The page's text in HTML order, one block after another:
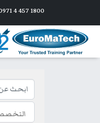
4 457 1800